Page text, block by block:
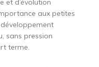
et d’évolution
aux petites
sans pression
terme.